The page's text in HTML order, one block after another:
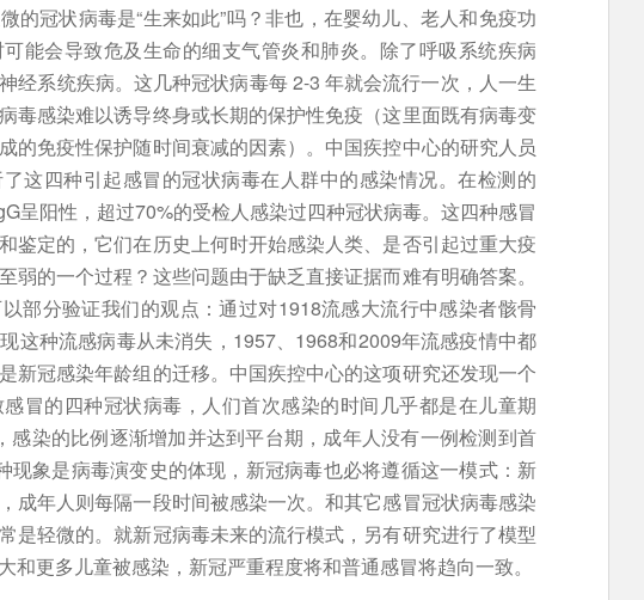
的冠状病毒是“生来如此”吗？非也，在婴幼儿、老人和免疫功
能会导致危及生命的细支气管炎和肺炎。除了呼吸系统疾病
经系统疾病。这几种冠状病毒每 2-3 年就会流行一次，人一生
毒感染难以诱导终身或长期的保护性免疫（这里面既有病毒变
的免疫性保护随时间衰减的因素）。中国疾控中心的研究人员
这四种引起感冒的冠状病毒在人群中的感染情况。在检测的
呈阳性，超过70%的受检人感染过四种冠状病毒。这四种感冒
鉴定的，它们在历史上何时开始感染人类、是否引起过重大疫
弱的一个过程？这些问题由于缺乏直接证据而难有明确答案。
部分验证我们的观点：通过对1918流感大流行中感染者骸骨
这种流感病毒从未消失，1957、1968和2009年流感疫情中都
新冠感染年龄组的迁移。中国疾控中心的这项研究还发现一个
冒的四种冠状病毒，人们首次感染的时间几乎都是在儿童期
感染的比例逐渐增加并达到平台期，成年人没有一例检测到首
现象是病毒演变史的体现，新冠病毒也必将遵循这一模式：新
成年人则每隔一段时间被感染一次。和其它感冒冠状病毒感染
是轻微的。就新冠病毒未来的流行模式，另有研究进行了模型
和更多儿童被感染，新冠严重程度将和普通感冒将趋向一致。